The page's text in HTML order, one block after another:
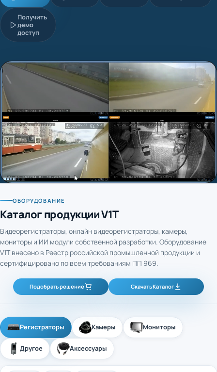
Получить
демо
доступ
Каталог продукции V1T
мониторы и ИИ модули собственной разработки. Оборудование
V1T внесено в Реестр российской промышленной продукции и
сертифицировано по всем требованиям ПП 969.
Подобрать решение Скачать Каталог